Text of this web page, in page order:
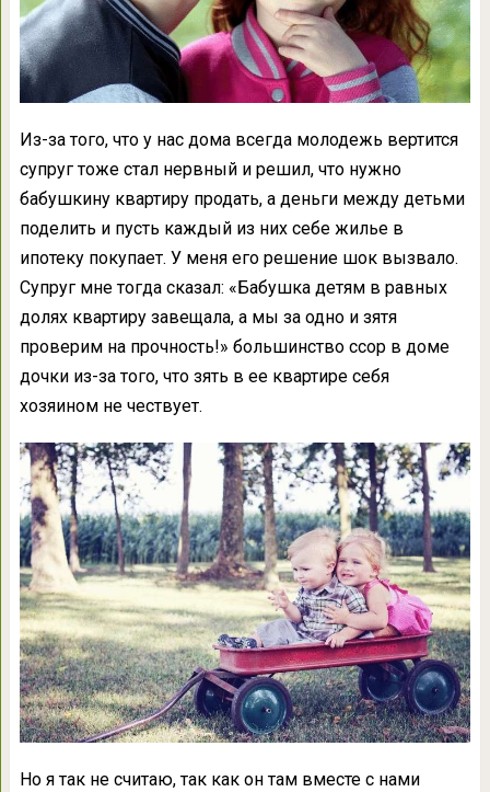
Из-за того, что у нас дома всегда молодежь вертится
супруг тоже стал нервный и решил, что нужно
бабушкину квартиру продать, а деньги между детьми
поделить и пусть каждый из них себе жилье в
ипотеку покупает. У меня его решение шок вызвало.
Супруг мне тогда сказал: «Бабушка детям в равных
долях квартиру завещала, а мы за одно и зятя
проверим на прочность!» большинство ссор в доме
дочки из-за того, что зять в ее квартире себя
хозяином не чествует.
Но я так не считаю, так как он там вместе с нами